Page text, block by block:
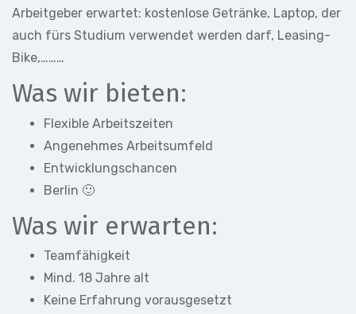
Arbeitgeber erwartet: kostenlose Getränke, Laptop, der
auch fürs Studium verwendet werden darf, Leasing-
Bike,………
Was wir bieten:
Flexible Arbeitszeiten
Angenehmes Arbeitsumfeld
Entwicklungschancen
Berlin 🙂
Was wir erwarten:
Teamfähigkeit
Mind. 18 Jahre alt
Keine Erfahrung vorausgesetzt